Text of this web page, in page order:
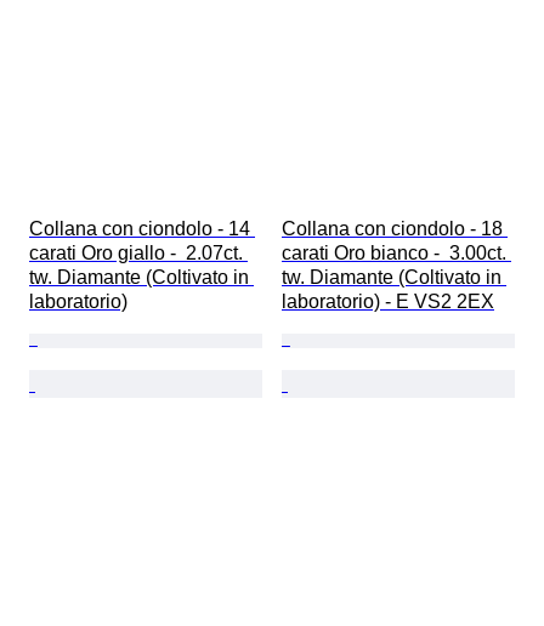
Collana con ciondolo - 14
carati Oro giallo -  2.07ct.
tw. Diamante (Coltivato in
laboratorio)
Collana con ciondolo - 18
carati Oro bianco -  3.00ct.
tw. Diamante (Coltivato in
laboratorio) - E VS2 2EX